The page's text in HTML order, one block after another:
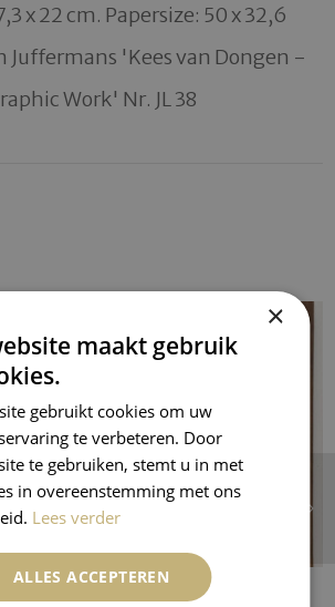
x 22 cm. Papersize: 50 x 32,6
Juffermans 'Kees van Dongen -
Work' Nr. JL 38
×
maakt gebruik
gebruikt cookies om uw
te verbeteren. Door
te gebruiken, stemt u in met
in overeenstemming met ons
Lees verder
ALLES ACCEPTEREN